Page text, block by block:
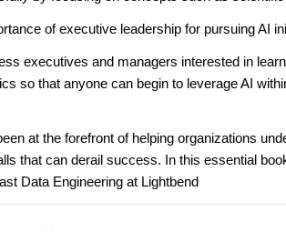
of executive leadership for pursuing AI
executives and managers interested in
so that anyone can begin to leverage AI
at the forefront of helping organizations
that can derail success. In this essential
Data Engineering at Lightbend